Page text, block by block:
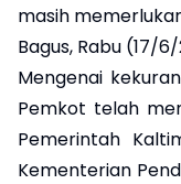
masih
Bagus, Rabu (17/
Mengenai
Pemkot telah
Pemerintah
Kementerian